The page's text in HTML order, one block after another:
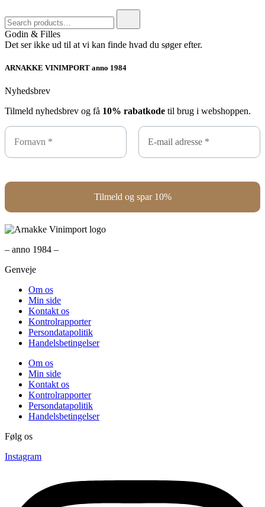
for:
Godin & Filles
Det ser ikke ud til at vi kan finde hvad du søger efter.
ARNAKKE VINIMPORT anno 1984
Nyhedsbrev
Tilmeld nyhedsbrev og få 10% rabatkode til brug i webshoppen.
– anno 1984 –
Genveje
Om os
Min side
Kontakt os
Kontrolrapporter
Persondatapolitik
Handelsbetingelser
Om os
Min side
Kontakt os
Kontrolrapporter
Persondatapolitik
Handelsbetingelser
Følg os
Instagram